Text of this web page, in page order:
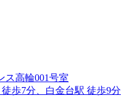
ス高輪001号室
歩7分、白金台駅 徒歩9分